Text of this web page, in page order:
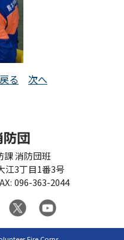
る 次へ
課 消防団班
江3丁目1番3号
096-363-2044